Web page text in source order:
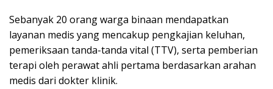
Sebanyak 20 orang warga binaan mendapatkan
layanan medis yang mencakup pengkajian keluhan,
pemeriksaan tanda-tanda vital (TTV), serta pemberian
terapi oleh perawat ahli pertama berdasarkan arahan
medis dari dokter klinik.